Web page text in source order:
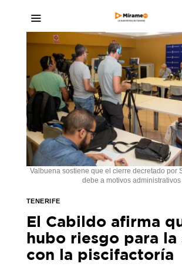
Valbuena sostiene que el cierre decretado por
debe a motivos administrativos
TENERIFE
El Cabildo afirma
hubo riesgo para la
con la piscifactoría